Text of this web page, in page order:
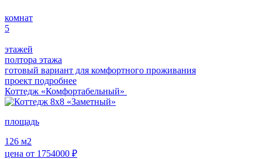
комнат
5
этажей
полтора этажа
готовый вариант для комфортного проживания
проект подробнее
Коттедж «Комфортабельный»
площадь
126 м2
цена от 1754000 ₽